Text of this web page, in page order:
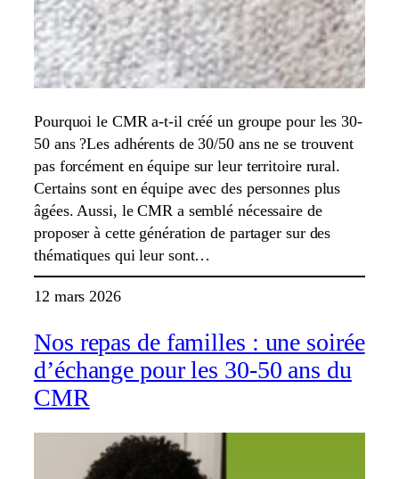
Pourquoi le CMR a-t-il créé un groupe pour les 30-
50 ans ?Les adhérents de 30/50 ans ne se trouvent
pas forcément en équipe sur leur territoire rural.
Certains sont en équipe avec des personnes plus
âgées. Aussi, le CMR a semblé nécessaire de
proposer à cette génération de partager sur des
thématiques qui leur sont…
12 mars 2026
Nos repas de familles : une soirée
d’échange pour les 30-50 ans du
CMR